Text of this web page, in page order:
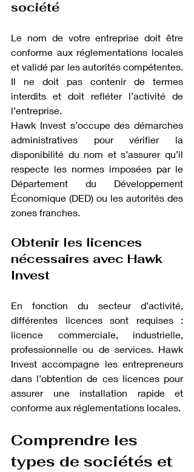
société
Le nom de votre entreprise doit être
conforme aux réglementations locales
et validé par les autorités compétentes.
Il ne doit pas contenir de termes
interdits et doit refléter l’activité de
l’entreprise.
Hawk Invest s’occupe des démarches
administratives pour vérifier la
disponibilité du nom et s’assurer qu’il
respecte les normes imposées par le
Département du Développement
Économique (DED) ou les autorités des
zones franches.
Obtenir les licences
nécessaires avec Hawk
Invest
En fonction du secteur d’activité,
différentes licences sont requises :
licence commerciale, industrielle,
professionnelle ou de services. Hawk
Invest accompagne les entrepreneurs
dans l’obtention de ces licences pour
assurer une installation rapide et
conforme aux réglementations locales.
Comprendre les
types de sociétés et